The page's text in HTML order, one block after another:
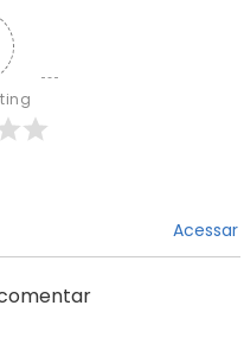
Acessar